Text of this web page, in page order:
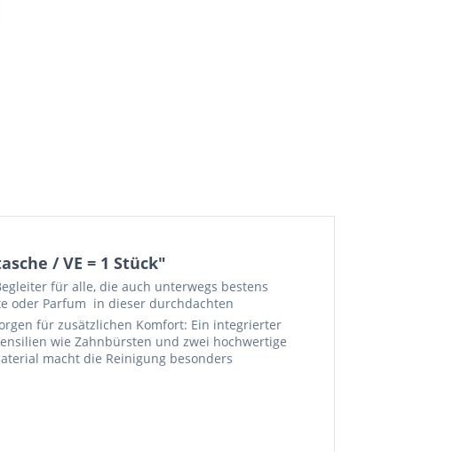
/ VE = 1 Stück"
für alle, die auch unterwegs bestens
oder Parfum  in dieser durchdachten
für zusätzlichen Komfort: Ein integrierter
wie Zahnbürsten und zwei hochwertige
macht die Reinigung besonders